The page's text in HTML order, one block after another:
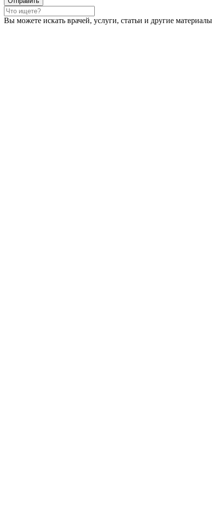
Вы можете искать врачей, услуги, статьи и другие материалы